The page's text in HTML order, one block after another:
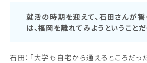
就活の時期を迎えて、石田さんが誓
は、福岡を離れてみようということだ
石田：「大学も自宅から通えるところだっ